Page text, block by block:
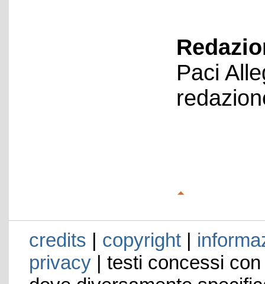
Paci
credits | copyright|
privacy| testi concessi